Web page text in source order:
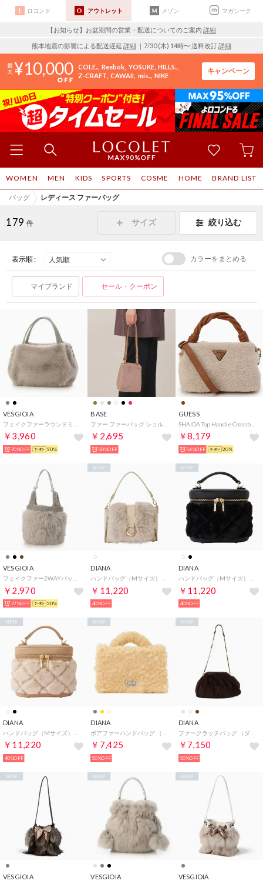
ロコンド アウトレット メゾン マガシーク
【お知らせ】お盆期間の営業・配送についてのご案内 詳細
熊本地震の影響による配送遅延 詳細 ｜7/30 (木) 14時〜 送料改訂詳細
10,000 COLE.. Reebok YOSUKE HILLS..
Z-CRAFT CAWAII mis.. NIKE
キャンペーン
WOMEN MEN KIDS SPORTS COSME HOME BRAND LIST
バッグ レディース ファーバッグ
179 件 サイズ 絞り込む
表示順 : カラーをまとめる
マイブランド セール・クーポン
VESGIOIA
￥3,960
70%OFF 30%
BASE
￥2,695
50%OFF
GUESS
SHAIDA Top Handle Crossbody （NTC）
￥8,179
56%OFF 20%
VESGIOIA
￥2,970
77%OFF 30%
DIANA
￥11,220
NEW
40%OFF
DIANA
￥11,220
NEW
40%OFF
DIANA
￥11,220
NEW
40%OFF
DIANA
￥7,425
NEW
50%OFF
DIANA
ファークラッチバッグ （ダークブラウンファー）
￥7,150
NEW
50%OFF
VESGIOIA
NEW
VESGIOIA
NEW
VESGIOIA
NEW